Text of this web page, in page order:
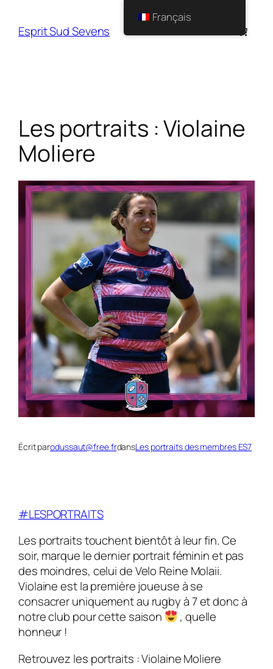
Esprit Sud Sevens
Les portraits : Violaine
Moliere
Écrit parodussaut@free.frdansLes portraits des membres ES7
#LESPORTRAITS
Les portraits touchent bientôt à leur fin. Ce
soir, marque le dernier portrait féminin et pas
des moindres, celui de Velo Reine Molaii.
Violaine est la première joueuse à se
consacrer uniquement au rugby à 7 et donc à
notre club pour cette saison
, quelle
honneur !
Retrouvez les portraits : Violaine Moliere
Français